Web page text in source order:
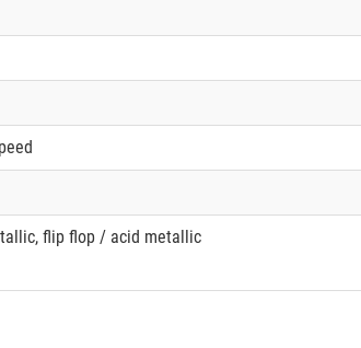
flip flop / acid metallic